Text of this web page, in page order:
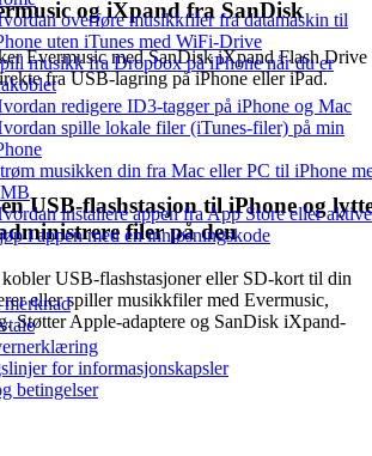
overføre musikkfiler fra datamaskin til
uten iTunes med WiFi-Drive
musikk fra Dropbox på iPhone når du er
redigere ID3-tagger på iPhone og Mac
spille lokale filer (iTunes-filer) på min
musikken din fra Mac eller PC til iPhone
installere appen fra App Store eller
i appen med en innløsningskode
for informasjonskapsler
betingelser
og iXpand fra SanDisk
Evermusic med SanDisk iXpand Flash Drive
fra USB-lagring på iPhone eller iPad.
USB-flashstasjon til iPhone og
filer på den
USB-flashstasjoner eller SD-kort til din
eller spiller musikkfiler med Evermusic,
Støtter Apple-adaptere og SanDisk iXpand-